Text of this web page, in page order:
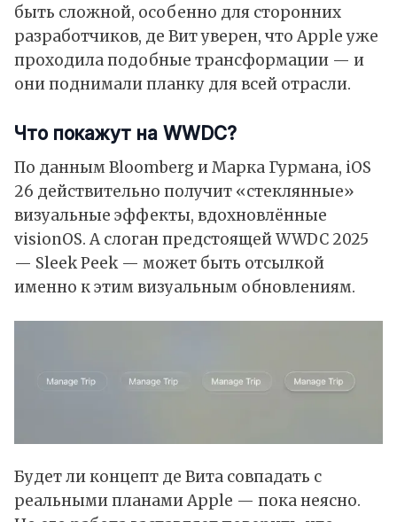
быть сложной, особенно для сторонних
разработчиков, де Вит уверен, что Apple уже
проходила подобные трансформации — и
они поднимали планку для всей отрасли.
Что покажут на WWDC?
По данным Bloomberg и Марка Гурмана, iOS
26 действительно получит «стеклянные»
визуальные эффекты, вдохновлённые
visionOS. А слоган предстоящейWWDC 2025
— Sleek Peek — может быть отсылкой
именно к этим визуальным обновлениям.
Будет ли концепт де Вита совпадать с
реальными планами Apple — пока неясно.